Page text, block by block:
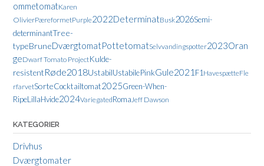
ommetomatKaren
OlivierPæreformetPurple2022DeterminatBusk2026Semi-
determinantTree-
typeBruneDværgtomatPottetomatSelvvandingspotter2023Oran
geDwarf Tomato ProjectKulde-
resistentRøde2018UstabilUstabilePinkGule2021 F1 HavespætteFle
rfarvetSorteCocktailtomat2025Green-When-
RipeLillaHvide2024VariegatedRomaJeff Dawson
KATEGORIER
Drivhus
Dværgtomater